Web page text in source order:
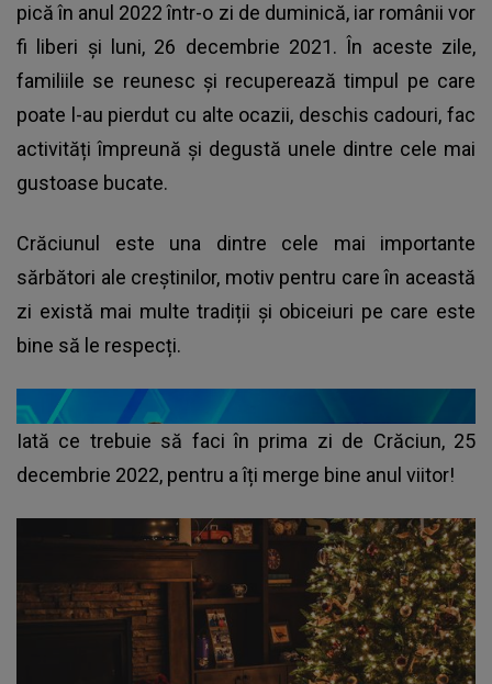
pică în anul 2022 într-o zi de duminică, iar românii vor
fi liberi și luni, 26 decembrie 2021. În aceste zile,
familiile se reunesc și recuperează timpul pe care
poate l-au pierdut cu alte ocazii, deschis cadouri, fac
activități împreună și degustă unele dintre cele mai
gustoase bucate.
Crăciunul este una dintre cele mai importante
sărbători ale creștinilor, motiv pentru care în această
zi există mai multe tradiții și obiceiuri pe care este
bine să le respecți.
Iată ce trebuie să faci în prima zi de Crăciun, 25
decembrie 2022, pentru a îți merge bine anul viitor!